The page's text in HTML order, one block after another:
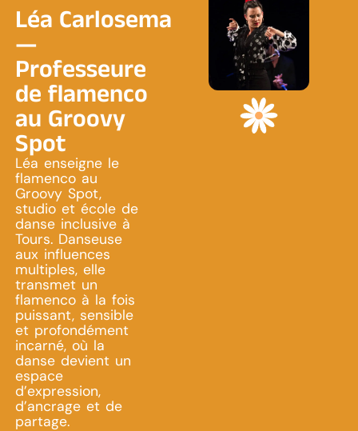
Léa Carlosema
—
Professeure
de flamenco
au Groovy
Spot
Léa enseigne le
flamenco au
Groovy Spot,
studio et école de
danse inclusive à
Tours. Danseuse
aux influences
multiples, elle
transmet un
flamenco à la fois
puissant, sensible
et profondément
incarné, où la
danse devient un
espace
d’expression,
d’ancrage et de
partage.